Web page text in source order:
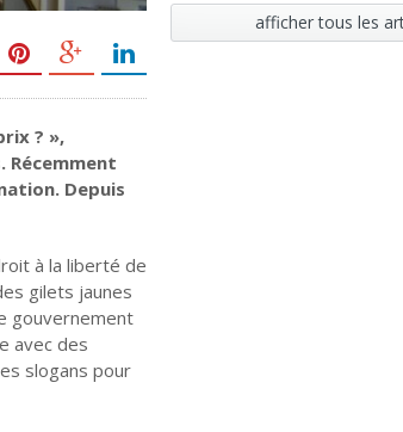
? »,
Depuis
à la liberté de
gilets jaunes
gouvernement
avec des
slogans pour
afficher tous les